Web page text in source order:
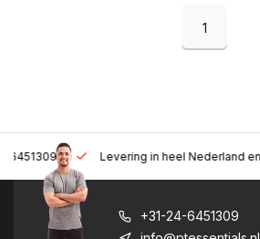
1
Levering in heel Nederland en België
+31-24-6451309